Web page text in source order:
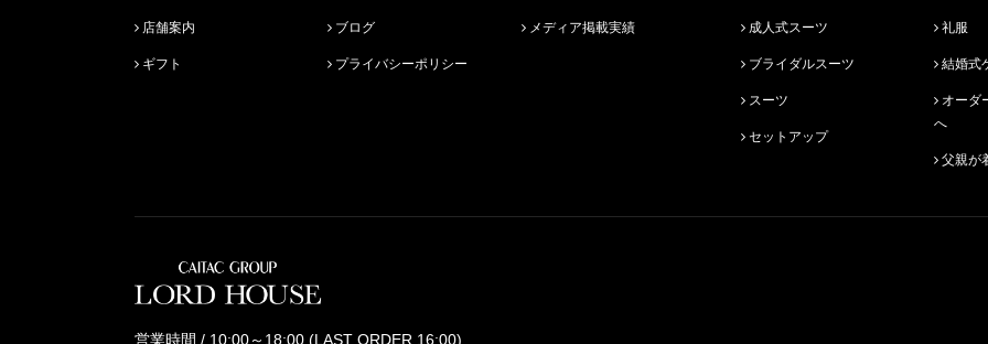
店舗案内
ギフト
ブログ
プライバシーポリシー
メディア掲載実績 成人式スーツ
ブライダルスーツ
スーツ
セットアップ
礼服
結婚式
へ
父親が
営業時間 / 10:00～18:00 (LAST ORDER 16:00)